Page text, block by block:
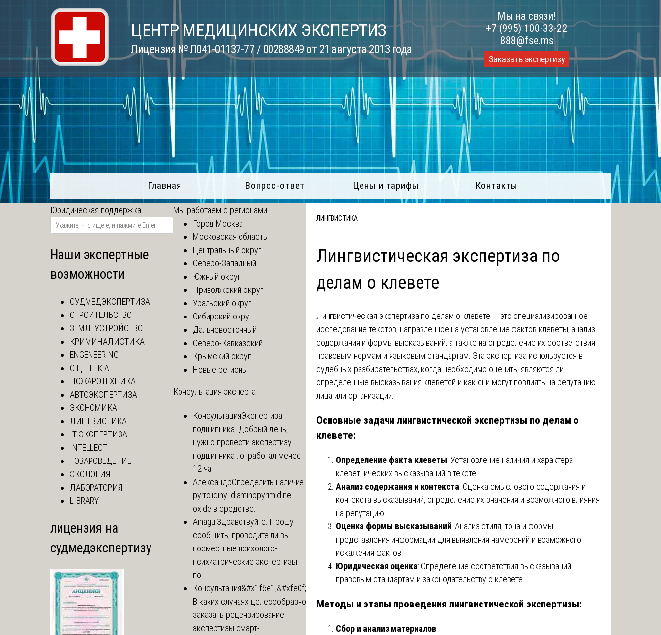
ЦЕНТР МЕДИЦИНСКИХ ЭКСПЕРТИЗ
Лицензия № Л041-01137-77 / 00288849 от 21 августа 2013 года
Мы на связи!
+7 (995) 100-33-22
888@fse.ms
Заказать экспертизу
Главная Вопрос-ответ Цены и тарифы Контакты
ЛИНГВИСТИКА
Лингвистическая экспертиза по
делам о клевете
Лингвистическая экспертиза по делам о клевете — это специализированное
исследование текстов, направленное на установление фактов клеветы, анализ
содержания и формы высказываний, а также на определение их соответствия
правовым нормам и языковым стандартам. Эта экспертиза используется в
судебных разбирательствах, когда необходимо оценить, являются ли
определенные высказывания клеветой и как они могут повлиять на репутацию
лица или организации.
Основные задачи лингвистической экспертизы по делам о
клевете:
Определение факта клеветы: Установление наличия и характера
клеветнических высказываний в тексте.
Анализ содержания и контекста: Оценка смыслового содержания и
контекста высказываний, определение их значения и возможного влияния
на репутацию.
Оценка формы высказываний: Анализ стиля, тона и формы
представления информации для выявления намерений и возможного
искажения фактов.
Юридическая оценка: Определение соответствия высказываний
правовым стандартам и законодательству о клевете.
Методы и этапы проведения лингвистической экспертизы:
Сбор и анализ материалов:
Юридическая поддержка
Наши экспертные
возможности
СУДМЕДЭКСПЕРТИЗА
СТРОИТЕЛЬСТВО
ЗЕМЛЕУСТРОЙСТВО
КРИМИНАЛИСТИКА
ENGENEERING
О Ц Е Н К А
ПОЖАРОТЕХНИКА
АВТОЭКСПЕРТИЗА
ЭКОНОМИКА
ЛИНГВИСТИКА
IT ЭКСПЕРТИЗА
INTELLECT
ТОВАРОВЕДЕНИЕ
ЭКОЛОГИЯ
ЛАБОРАТОРИЯ
LIBRARY
лицензия на
судмедэкспертизу
Мы работаем с регионами
Город Москва
Московская область
Центральный округ
Северо-Западный
Южный округ
Приволжский округ
Уральский округ
Сибирский округ
Дальневосточный
Северо-Кавказский
Крымский округ
Новые регионы
Консультация эксперта
КонсультацияЭкспертиза
подшипника. Добрый день,
нужно провести экспертизу
подшипника : отработал менее
12 ча...
АлександрОпределить наличие
pyrrolidinyl diaminopyrimidine
oxide в средстве.
Ainagul Здравствуйте. Прошу
сообщить, проводите ли вы
посмертные психолого-
психиатрические экспертизы
по ...
Консультация&#x1f6e1;&#xfe0f;
В каких случаях целесообразно
заказать рецензирование
экспертизы смарт-...